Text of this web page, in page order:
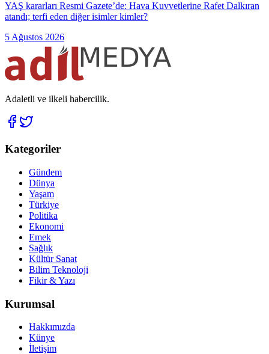
YAŞ kararları Resmi Gazete’de: Hava Kuvvetlerine Rafet Dalkıran
atandı; terfi eden diğer isimler kimler?
5 Ağustos 2026
Adaletli ve ilkeli habercilik.
Kategoriler
Gündem
Dünya
Yaşam
Türkiye
Politika
Ekonomi
Emek
Sağlık
Kültür Sanat
Bilim Teknoloji
Fikir & Yazı
Kurumsal
Hakkımızda
Künye
İletişim